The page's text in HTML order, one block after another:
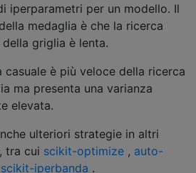
iperparametri per un modello. Il
medaglia è che la ricerca
della griglia è lenta.
casuale è più veloce della ricerca
ma presenta una varianza
elevata.
ulteriori strategie in altri
tra cui scikit-optimize , auto-
scikit-iperbanda .